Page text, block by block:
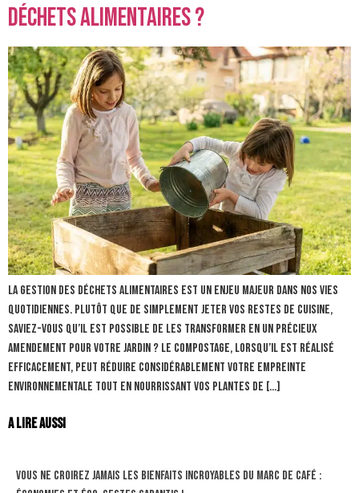
déchets alimentaires ?
La gestion des déchets alimentaires est un enjeu majeur dans nos vies
quotidiennes. Plutôt que de simplement jeter vos restes de cuisine,
saviez-vous qu’il est possible de les transformer en un précieux
amendement pour votre jardin ? Le compostage, lorsqu’il est réalisé
efficacement, peut réduire considérablement votre empreinte
environnementale tout en nourrissant vos plantes de […]
A lire aussi
Vous ne croirez jamais les bienfaits incroyables du marc de café :